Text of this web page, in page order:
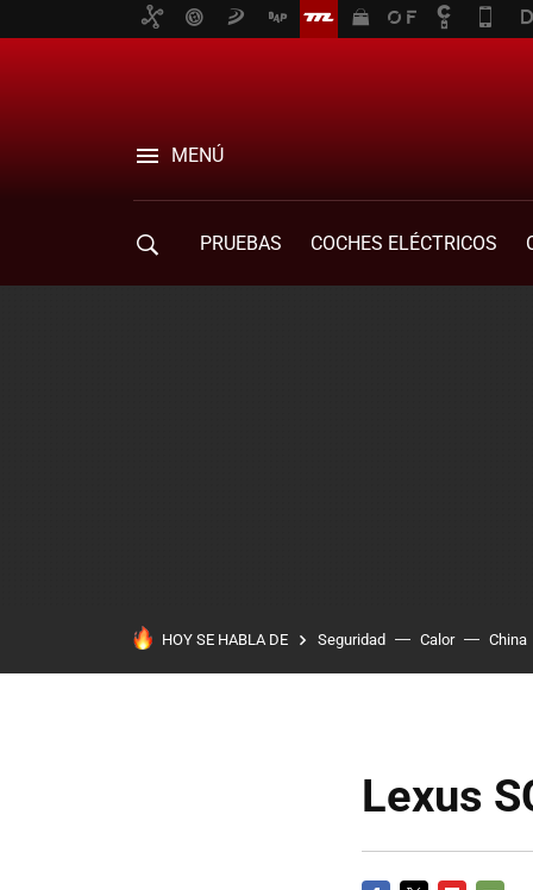
MENÚ
PRUEBAS COCHES ELÉCTRICOS
HOY SE HABLA DE Seguridad Calor China
Lexus